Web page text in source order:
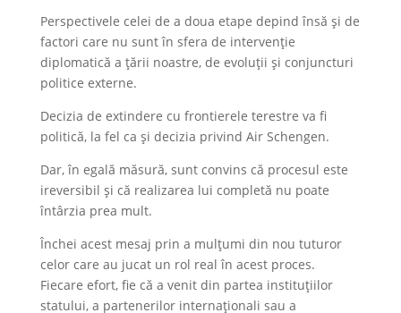
Perspectivele celei de a doua etape depind însă și de
factori care nu sunt în sfera de intervenție
diplomatică a țării noastre, de evoluții și conjuncturi
politice externe.
Decizia de extindere cu frontierele terestre va fi
politică, la fel ca și decizia privind Air Schengen.
Dar, în egală măsură, sunt convins că procesul este
ireversibil și că realizarea lui completă nu poate
întârzia prea mult.
Închei acest mesaj prin a mulțumi din nou tuturor
celor care au jucat un rol real în acest proces.
Fiecare efort, fie că a venit din partea instituțiilor
statului, a partenerilor internaționali sau a